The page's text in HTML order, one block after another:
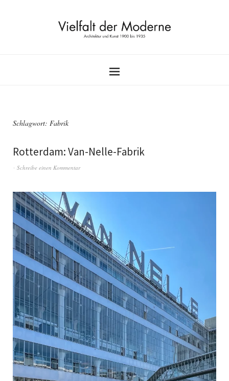
Schlagwort: Fabrik
Rotterdam: Van-Nelle-Fabrik
Schreibe einen Kommentar